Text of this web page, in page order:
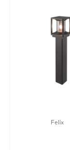
Felix